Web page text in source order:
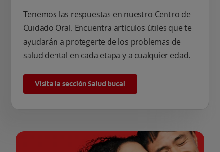
Tenemos las respuestas en nuestro Centro de
Cuidado Oral. Encuentra artículos útiles que te
ayudarán a protegerte de los problemas de
salud dental en cada etapa y a cualquier edad.
Visita la sección Salud bucal